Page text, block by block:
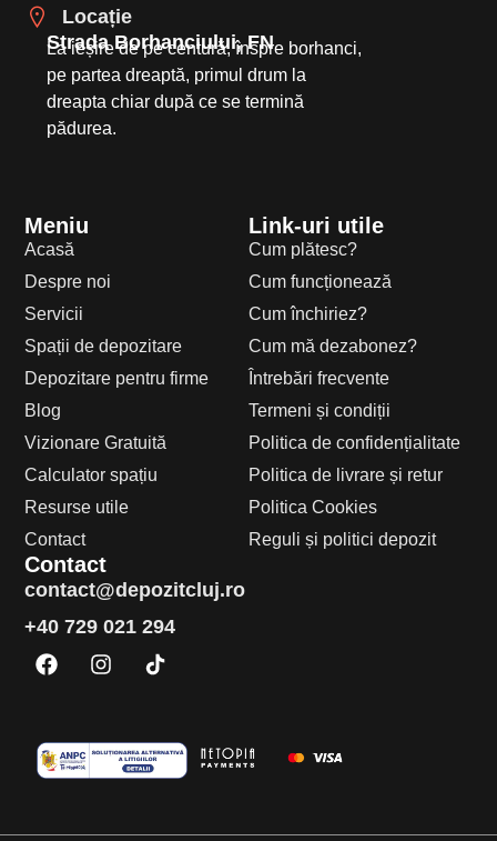
Locație
Strada Borhanciului, FN
La ieșire de pe centură, înspre borhanci,
pe partea dreaptă, primul drum la
dreapta chiar după ce se termină
pădurea.
Meniu
Acasă
Despre noi
Servicii
Spații de depozitare
Depozitare pentru firme
Blog
Vizionare Gratuită
Calculator spațiu
Resurse utile
Contact
Link-uri utile
Cum plătesc?
Cum funcționează
Cum închiriez?
Cum mă dezabonez?
Întrebări frecvente
Termeni și condiții
Politica de confidențialitate
Politica de livrare și retur
Politica Cookies
Reguli și politici depozit
Contact
contact@depozitcluj.ro
+40 729 021 294